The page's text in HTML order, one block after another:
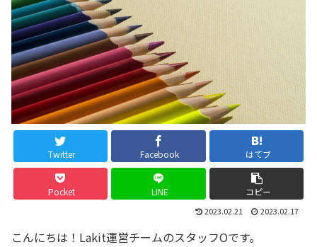
Twitter Facebook はてブ
Pocket LINE コピー
2023.02.21 2023.02.17
こんにちは！Lakit運営チームのスタッフOです。